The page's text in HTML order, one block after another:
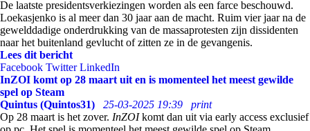
De laatste presidentsverkiezingen worden als een farce beschouwd.
Loekasjenko is al meer dan 30 jaar aan de macht. Ruim vier jaar na de
gewelddadige onderdrukking van de massaprotesten zijn dissidenten
naar het buitenland gevlucht of zitten ze in de gevangenis.
Lees dit bericht
Facebook Twitter LinkedIn
InZOI komt op 28 maart uit en is momenteel het meest gewilde
spel op Steam
Quintus (Quintos31)
25-03-2025 19:39
print
Op 28 maart is het zover. InZOIkomt dan uit via early access exclusief